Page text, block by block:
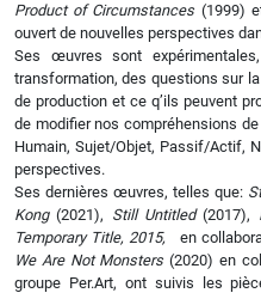
Product of Circumstances (1999)
ouvert de nouvelles perspectives
Ses œuvres sont
transformation, des questions sur
de production et ce q’ils peuvent
de modifier nos compréhensions
Humain, Sujet/Objet, Passif/Actif,
perspectives.
Ses dernières œuvres, telles que:
Kong(2021), Still Untitled(2017),
Temporary Title, 2015,
en
We Are Not Monsters (2020) en
groupe Per.Art, ont suivis les